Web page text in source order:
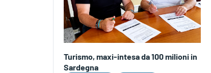
Turismo, maxi-intesa da 100 milioni in
Sardegna